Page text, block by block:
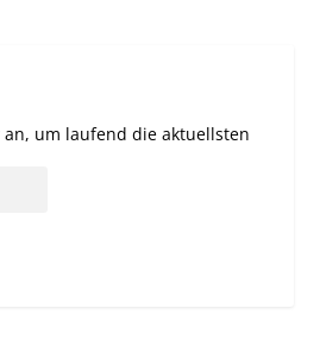
um laufend die aktuellsten